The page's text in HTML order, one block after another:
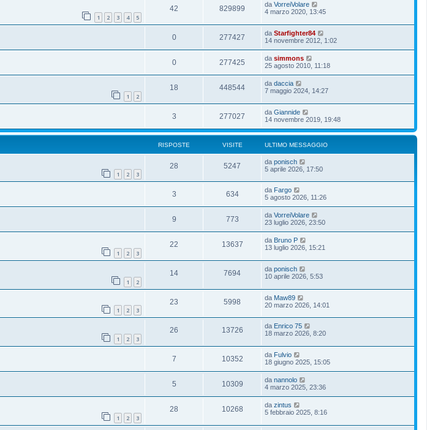
1 2 3 4 5
42 829899 da VorreiVolare
4 marzo 2020, 13:45
0 277427 da Starfighter84
14 novembre 2012, 1:02
0 277425 da simmons
25 agosto 2010, 11:18
1 2
18 448544 da daccia
7 maggio 2024, 14:27
3 277027 da Giannide
14 novembre 2019, 19:48
RISPOSTE VISITE ULTIMO MESSAGGIO
1 2 3
28 5247 da ponisch
5 aprile 2026, 17:50
3 634 da Fargo
5 agosto 2026, 11:26
9 773 da VorreiVolare
23 luglio 2026, 23:50
1 2 3
22 13637 da Bruno P
13 luglio 2026, 15:21
1 2
14 7694 da ponisch
10 aprile 2026, 5:53
1 2 3
23 5998 da Maw89
20 marzo 2026, 14:01
1 2 3
26 13726 da Enrico 75
18 marzo 2026, 8:20
7 10352 da Fulvio
18 giugno 2025, 15:05
5 10309 da nannolo
4 marzo 2025, 23:36
1 2 3
28 10268 da zintus
5 febbraio 2025, 8:16